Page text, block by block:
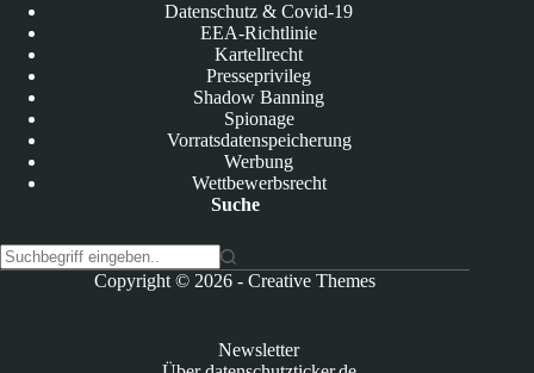
Datenschutz & Covid-19
EEA-Richtlinie
Kartellrecht
Presseprivileg
Shadow Banning
Spionage
Vorratsdatenspeicherung
Werbung
Wettbewerbsrecht
Suche
Copyright © 2026 -Creative Themes
Newsletter